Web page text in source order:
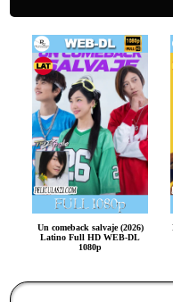
Un comeback salvaje (2026)
Latino Full HD WEB-DL
1080p